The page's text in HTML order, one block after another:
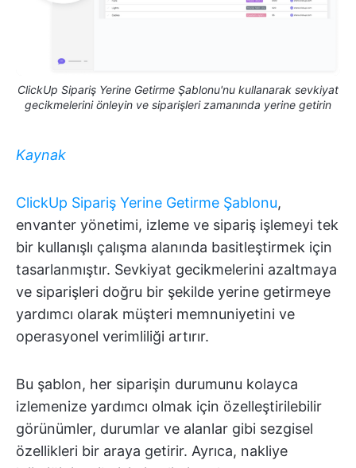
ClickUp Sipariş Yerine Getirme Şablonu'nu kullanarak sevkiyat
gecikmelerini önleyin ve siparişleri zamanında yerine getirin
Kaynak
ClickUp Sipariş Yerine Getirme Şablonu,
envanter yönetimi, izleme ve sipariş işlemeyi tek
bir kullanışlı çalışma alanında basitleştirmek için
tasarlanmıştır. Sevkiyat gecikmelerini azaltmaya
ve siparişleri doğru bir şekilde yerine getirmeye
yardımcı olarak müşteri memnuniyetini ve
operasyonel verimliliği artırır.
Bu şablon, her siparişin durumunu kolayca
izlemenize yardımcı olmak için özelleştirilebilir
görünümler, durumlar ve alanlar gibi sezgisel
özellikleri bir araya getirir. Ayrıca, nakliye